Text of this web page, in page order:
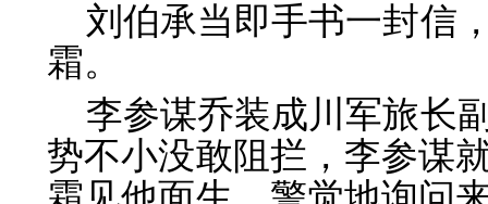
刘伯承当即手书一封信
霜。
李参谋乔装成川军旅长
势不小没敢阻拦，李参谋